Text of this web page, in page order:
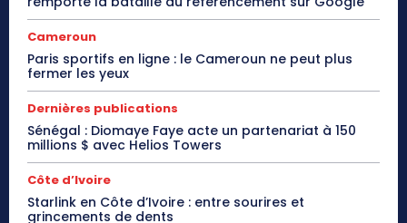
Cameroun
Paris sportifs en ligne : le Cameroun ne peut plus
fermer les yeux
Dernières publications
Sénégal : Diomaye Faye acte un partenariat à 150
millions $ avec Helios Towers
Côte d’Ivoire
Starlink en Côte d’Ivoire : entre sourires et
grincements de dents